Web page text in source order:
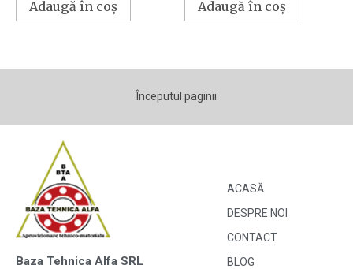
Adaugă în coș Adaugă în coș
Începutul paginii
Baza Tehnica Alfa SRL
ACASĂ
DESPRE NOI
CONTACT
BLOG